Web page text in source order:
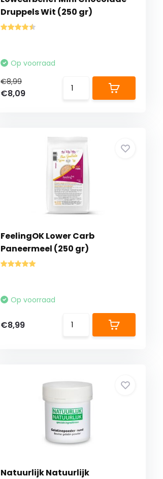
Druppels Wit (250 gr)
Op voorraad
€8,99
€8,09
FeelingOK Lower Carb
Paneermeel (250 gr)
Op voorraad
€8,99
Natuurlijk Natuurlijk